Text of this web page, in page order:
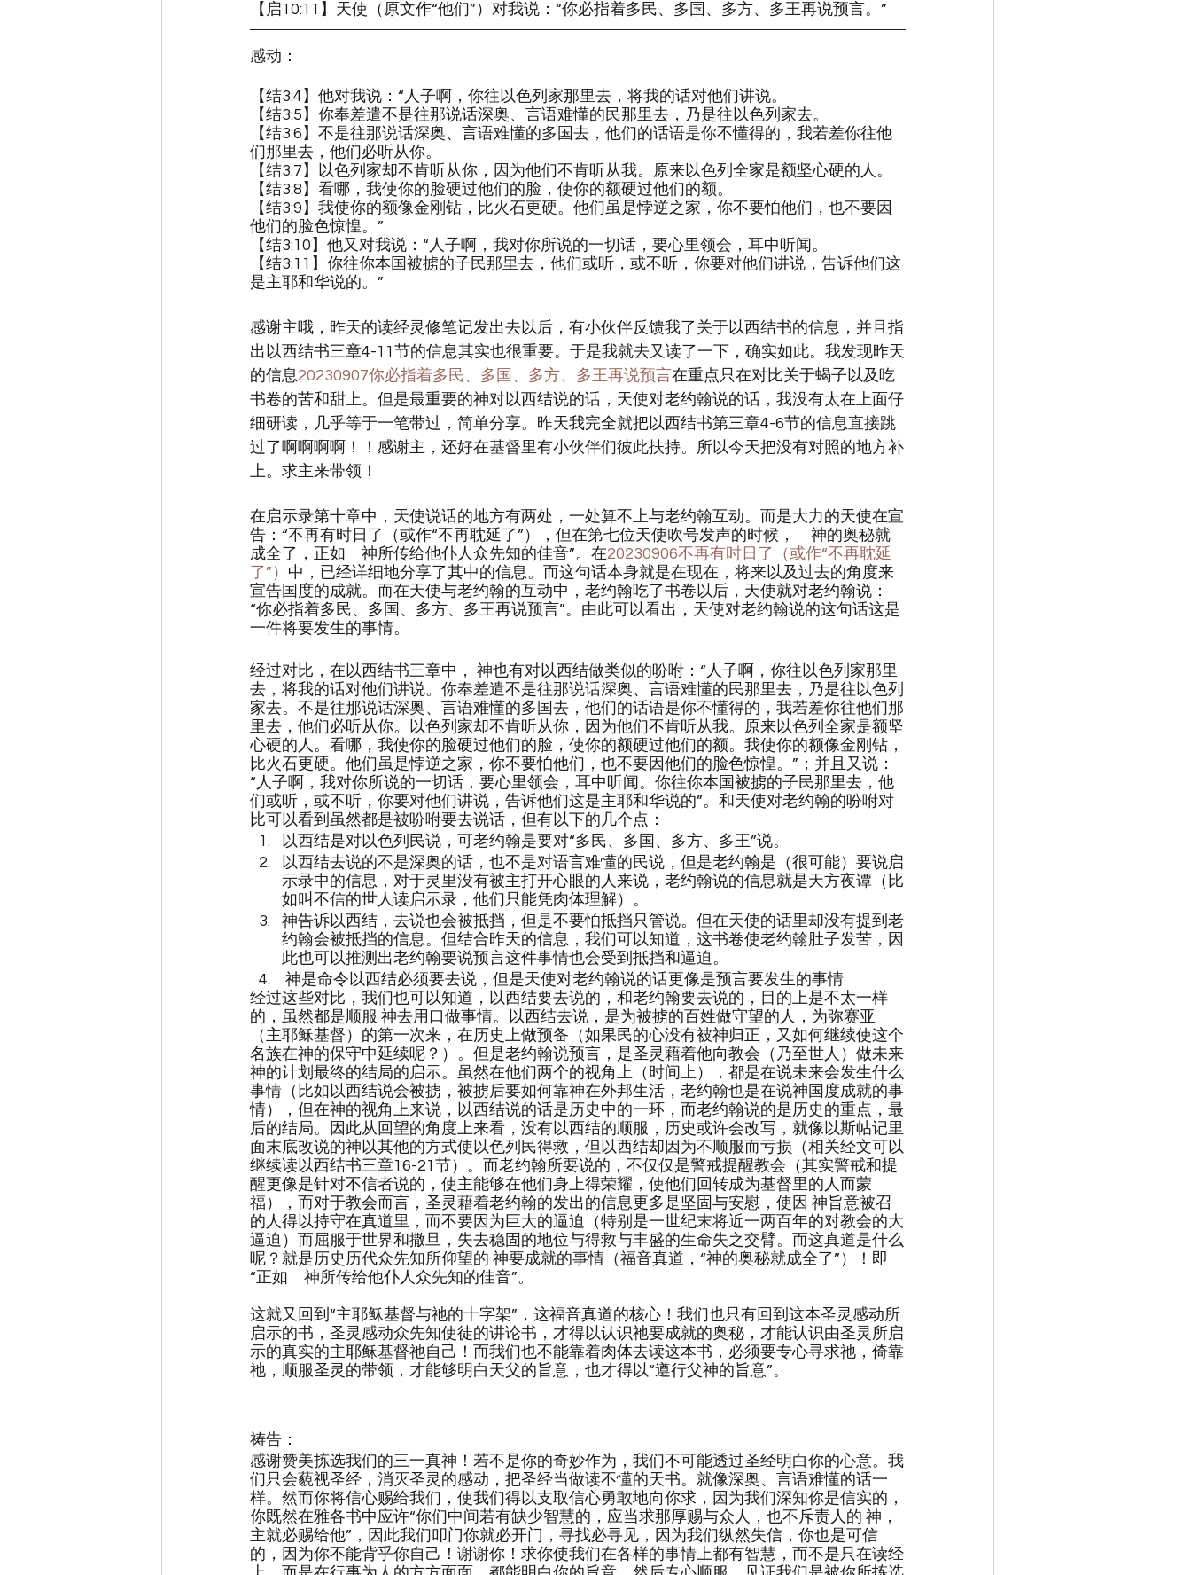
【启10:11】天使（原文作“他们”）对我说：“你必指着多民、多国、多方、多王再说预言。”
感动：
【结3:4】他对我说：“人子啊，你往以色列家那里去，将我的话对他们讲说。
【结3:5】你奉差遣不是往那说话深奥、言语难懂的民那里去，乃是往以色列家去。
【结3:6】不是往那说话深奥、言语难懂的多国去，他们的话语是你不懂得的，我若差你往他
们那里去，他们必听从你。
【结3:7】以色列家却不肯听从你，因为他们不肯听从我。原来以色列全家是额坚心硬的人。
【结3:8】看哪，我使你的脸硬过他们的脸，使你的额硬过他们的额。
【结3:9】我使你的额像金刚钻，比火石更硬。他们虽是悖逆之家，你不要怕他们，也不要因
他们的脸色惊惶。”
【结3:10】他又对我说：“人子啊，我对你所说的一切话，要心里领会，耳中听闻。
【结3:11】你往你本国被掳的子民那里去，他们或听，或不听，你要对他们讲说，告诉他们这
是主耶和华说的。”
感谢主哦，昨天的读经灵修笔记发出去以后，有小伙伴反馈我了关于以西结书的信息，并且指
出以西结书三章4-11节的信息其实也很重要。于是我就去又读了一下，确实如此。我发现昨天
的信息20230907你必指着多民、多国、多方、多王再说预言在重点只在对比关于蝎子以及吃
书卷的苦和甜上。但是最重要的神对以西结说的话，天使对老约翰说的话，我没有太在上面仔
细研读，几乎等于一笔带过，简单分享。昨天我完全就把以西结书第三章4-6节的信息直接跳
过了啊啊啊啊！！感谢主，还好在基督里有小伙伴们彼此扶持。所以今天把没有对照的地方补
上。求主来带领！
在启示录第十章中，天使说话的地方有两处，一处算不上与老约翰互动。而是大力的天使在宣
告：“不再有时日了（或作“不再耽延了”），但在第七位天使吹号发声的时候，　神的奥秘就
成全了，正如　神所传给他仆人众先知的佳音”。在20230906不再有时日了（或作“不再耽延
了”） 中，已经详细地分享了其中的信息。而这句话本身就是在现在，将来以及过去的角度来
宣告国度的成就。而在天使与老约翰的互动中，老约翰吃了书卷以后，天使就对老约翰说：
“你必指着多民、多国、多方、多王再说预言”。由此可以看出，天使对老约翰说的这句话这是
一件将要发生的事情。
经过对比，在以西结书三章中， 神也有对以西结做类似的吩咐：“人子啊，你往以色列家那里
去，将我的话对他们讲说。你奉差遣不是往那说话深奥、言语难懂的民那里去，乃是往以色列
家去。不是往那说话深奥、言语难懂的多国去，他们的话语是你不懂得的，我若差你往他们那
里去，他们必听从你。以色列家却不肯听从你，因为他们不肯听从我。原来以色列全家是额坚
心硬的人。看哪，我使你的脸硬过他们的脸，使你的额硬过他们的额。我使你的额像金刚钻，
比火石更硬。他们虽是悖逆之家，你不要怕他们，也不要因他们的脸色惊惶。”；并且又说：
“人子啊，我对你所说的一切话，要心里领会，耳中听闻。你往你本国被掳的子民那里去，他
们或听，或不听，你要对他们讲说，告诉他们这是主耶和华说的”。和天使对老约翰的吩咐对
比可以看到虽然都是被吩咐要去说话，但有以下的几个点：
以西结是对以色列民说，可老约翰是要对“多民、多国、多方、多王”说。
以西结去说的不是深奥的话，也不是对语言难懂的民说，但是老约翰是（很可能）要说启
示录中的信息，对于灵里没有被主打开心眼的人来说，老约翰说的信息就是天方夜谭（比
如叫不信的世人读启示录，他们只能凭肉体理解）。
神告诉以西结，去说也会被抵挡，但是不要怕抵挡只管说。但在天使的话里却没有提到老
约翰会被抵挡的信息。但结合昨天的信息，我们可以知道，这书卷使老约翰肚子发苦，因
此也可以推测出老约翰要说预言这件事情也会受到抵挡和逼迫。
神是命令以西结必须要去说，但是天使对老约翰说的话更像是预言要发生的事情
经过这些对比，我们也可以知道，以西结要去说的，和老约翰要去说的，目的上是不太一样
的，虽然都是顺服 神去用口做事情。以西结去说，是为被掳的百姓做守望的人，为弥赛亚
（主耶稣基督）的第一次来，在历史上做预备（如果民的心没有被神归正，又如何继续使这个
名族在神的保守中延续呢？）。但是老约翰说预言，是圣灵藉着他向教会（乃至世人）做未来
神的计划最终的结局的启示。虽然在他们两个的视角上（时间上），都是在说未来会发生什么
事情（比如以西结说会被掳，被掳后要如何靠神在外邦生活，老约翰也是在说神国度成就的事
情），但在神的视角上来说，以西结说的话是历史中的一环，而老约翰说的是历史的重点，最
后的结局。因此从回望的角度上来看，没有以西结的顺服，历史或许会改写，就像以斯帖记里
面末底改说的神以其他的方式使以色列民得救，但以西结却因为不顺服而亏损（相关经文可以
继续读以西结书三章16-21节）。而老约翰所要说的，不仅仅是警戒提醒教会（其实警戒和提
醒更像是针对不信者说的，使主能够在他们身上得荣耀，使他们回转成为基督里的人而蒙
福），而对于教会而言，圣灵藉着老约翰的发出的信息更多是坚固与安慰，使因 神旨意被召
的人得以持守在真道里，而不要因为巨大的逼迫（特别是一世纪末将近一两百年的对教会的大
逼迫）而屈服于世界和撒旦，失去稳固的地位与得救与丰盛的生命失之交臂。而这真道是什么
呢？就是历史历代众先知所仰望的 神要成就的事情（福音真道，“神的奥秘就成全了”）！即
“正如　神所传给他仆人众先知的佳音”。
这就又回到“主耶稣基督与祂的十字架”，这福音真道的核心！我们也只有回到这本圣灵感动所
启示的书，圣灵感动众先知使徒的讲论书，才得以认识祂要成就的奥秘，才能认识由圣灵所启
示的真实的主耶稣基督祂自己！而我们也不能靠着肉体去读这本书，必须要专心寻求祂，倚靠
祂，顺服圣灵的带领，才能够明白天父的旨意，也才得以“遵行父神的旨意”。
祷告：
感谢赞美拣选我们的三一真神！若不是你的奇妙作为，我们不可能透过圣经明白你的心意。我
们只会藐视圣经，消灭圣灵的感动，把圣经当做读不懂的天书。就像深奥、言语难懂的话一
样。然而你将信心赐给我们，使我们得以支取信心勇敢地向你求，因为我们深知你是信实的，
你既然在雅各书中应许“你们中间若有缺少智慧的，应当求那厚赐与众人，也不斥责人的 神，
主就必赐给他”，因此我们叩门你就必开门，寻找必寻见，因为我们纵然失信，你也是可信
的，因为你不能背乎你自己！谢谢你！求你使我们在各样的事情上都有智慧，而不是只在读经